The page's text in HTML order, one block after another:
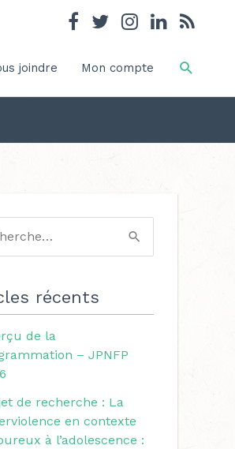
joindre Mon compte
récents
de la
– JPNFP
de recherche : La
en contexte
à l’adolescence :